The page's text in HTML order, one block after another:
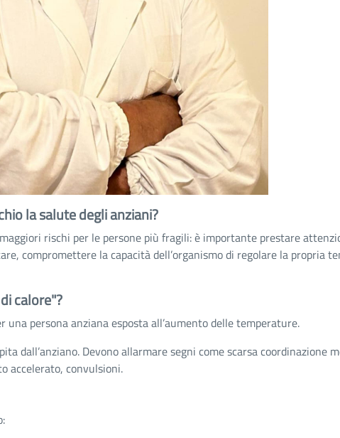
la salute degli anziani?
rischi per le persone più fragili: è importante prestare
compromettere la capacità dell’organismo di regolare la
calore"?
persona anziana esposta all’aumento delle temperature.
dall’anziano. Devono allarmare segni come scarsa
accelerato, convulsioni.